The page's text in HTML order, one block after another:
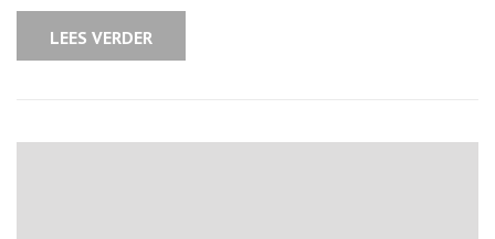
LEES VERDER